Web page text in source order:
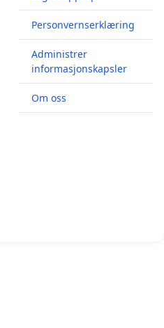
Personvernserklæring
Administrer
informasjonskapsler
Om oss